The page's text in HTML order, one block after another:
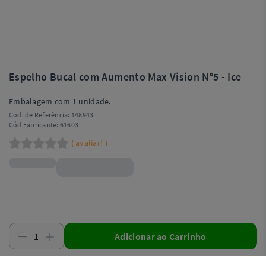
Espelho Bucal com Aumento Max Vision N°5 - Ice
Embalagem com 1 unidade.
Cod. de Referência: 148943
Cód Fabricante: 61603
( avaliar! )
Adicionar ao Carrinho